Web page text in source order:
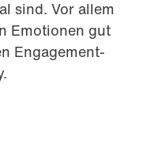
sind. Vor allem
Emotionen gut
Engagement-